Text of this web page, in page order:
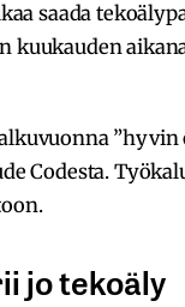
saada
kuukauden
”hyvin
Codesta.
jo tekoäly